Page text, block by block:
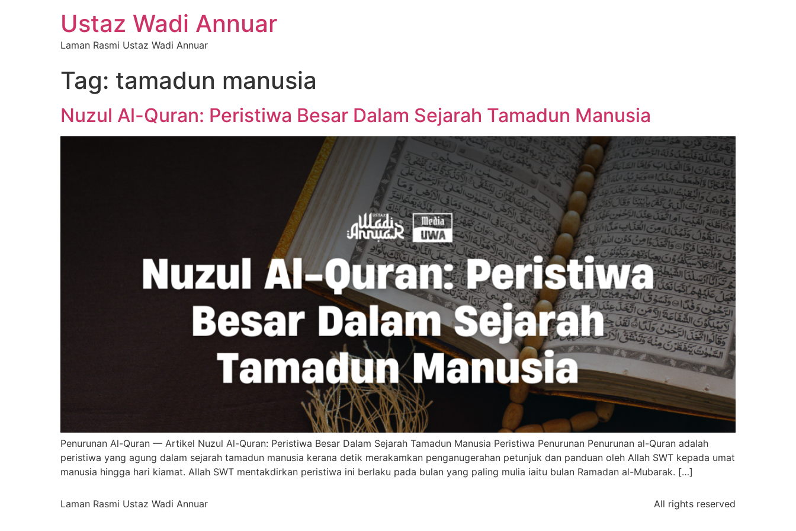
Ustaz Wadi Annuar
Laman Rasmi Ustaz Wadi Annuar
Tag: tamadun manusia
Nuzul Al-Quran: Peristiwa Besar Dalam Sejarah Tamadun Manusia
Penurunan Al-Quran — Artikel Nuzul Al-Quran: Peristiwa Besar Dalam Sejarah Tamadun Manusia Peristiwa Penurunan Penurunan al-Quran adalah
peristiwa yang agung dalam sejarah tamadun manusia kerana detik merakamkan penganugerahan petunjuk dan panduan oleh Allah SWT kepada umat
manusia hingga hari kiamat. Allah SWT mentakdirkan peristiwa ini berlaku pada bulan yang paling mulia iaitu bulan Ramadan al-Mubarak. […]
Laman Rasmi Ustaz Wadi Annuar All rights reserved